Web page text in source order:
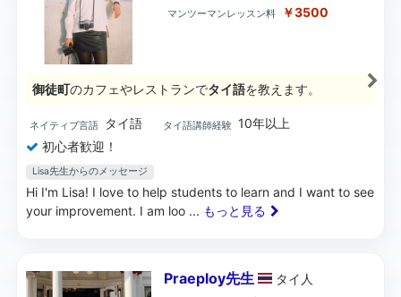
マンツーマンレッスン料 ￥3500
御徒町のカフェやレストランでタイ語を教えます。
ネイティブ言語 タイ語 タイ語講師経験 10年以上
初心者歓迎！
Lisa先生からのメッセージ
Hi I'm Lisa! I love to help students to learn and I want to see
your improvement. I am loo ... もっと見る
Praeploy先生 タイ 人